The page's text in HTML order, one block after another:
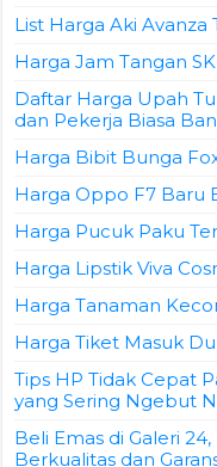
List Harga Aki Avanza
Harga Jam Tangan
Daftar Harga Upah
dan Pekerja Biasa
Harga Bibit Bunga
Harga Oppo F7 Baru
Harga Pucuk Paku
Harga Lipstik Viva
Harga Tanaman
Harga Tiket Masuk
Tips HP Tidak Cepat
yang Sering Ngebut
Beli Emas di Galeri
Berkualitas dan